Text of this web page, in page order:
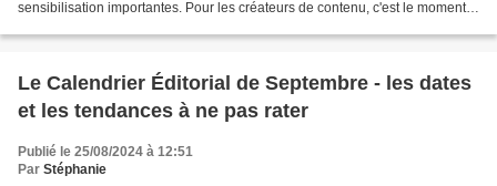
sensibilisation importantes. Pour les créateurs de contenu, c'est le moment
Le Calendrier Éditorial de Septembre - les dates
et les tendances à ne pas rater
Publié le 25/08/2024 à 12:51
Par Stéphanie